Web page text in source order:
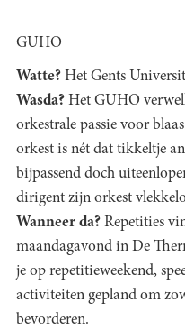
GUHO
Watte? Het Gents
Wasda? Het GUHO
orkestrale passie voor
orkest is nét dat tikkeltje
bijpassend doch
dirigent zijn orkest
Wanneer da? Repetities
maandagavond in De
je op repetitieweekend,
activiteiten gepland om
bevorderen.